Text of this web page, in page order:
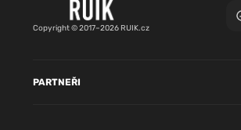
Copyright © 2017–2026 RUIK.cz
PARTNEŘI